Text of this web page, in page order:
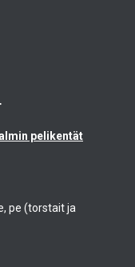
pelikentät
pe (torstait ja